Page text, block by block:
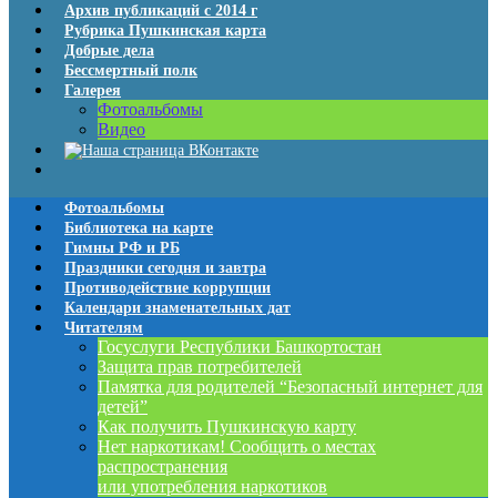
Архив публикаций с 2014 г
Рубрика Пушкинская карта
Добрые дела
Бессмертный полк
Галерея
Фотоальбомы
Видео
Фотоальбомы
Библиотека на карте
Гимны РФ и РБ
Праздники сегодня и завтра
Противодействие коррупции
Календари знаменательных дат
Читателям
Госуслуги Республики Башкортостан
Защита прав потребителей
Памятка для родителей “Безопасный интернет для
детей”
Как получить Пушкинскую карту
Нет наркотикам! Сообщить о местах
распространения
или употребления наркотиков